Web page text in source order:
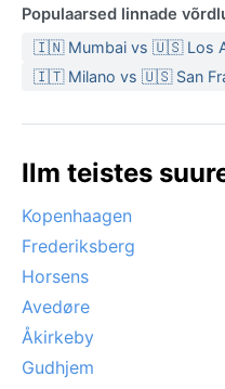
Populaarsed linnade
🇮🇳 Mumbai vs 🇺🇸 Los
🇮🇹 Milano vs 🇺🇸 San
Ilm teistes
Kopenhaagen
Frederiksberg
Horsens
Avedøre
Åkirkeby
Gudhjem